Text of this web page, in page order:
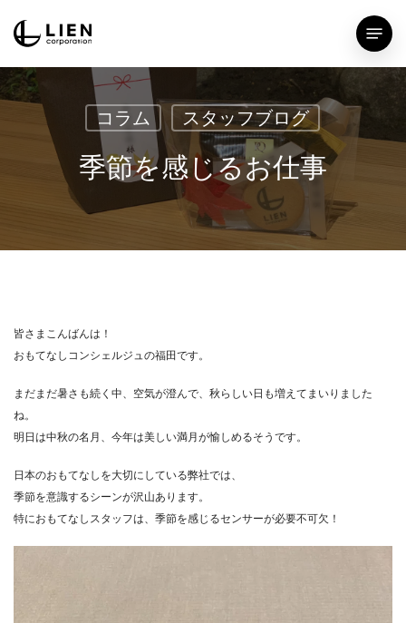
content
Menu
コラム スタッフブログ
季節を感じるお仕事
皆さまこんばんは！
おもてなしコンシェルジュの福田です。
まだまだ暑さも続く中、空気が澄んで、秋らしい日も増えてまいりました
ね。
明日は中秋の名月、今年は美しい満月が愉しめるそうです。
日本のおもてなしを大切にしている弊社では、
季節を意識するシーンが沢山あります。
特におもてなしスタッフは、季節を感じるセンサーが必要不可欠！